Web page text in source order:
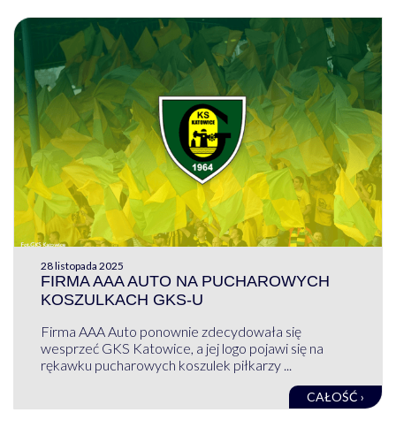
28 listopada 2025
FIRMA AAA AUTO NA PUCHAROWYCH
KOSZULKACH GKS-U
Firma AAA Auto ponownie zdecydowała się
wesprzeć GKS Katowice, a jej logo pojawi się na
rękawku pucharowych koszulek piłkarzy ...
CAŁOŚĆ ›